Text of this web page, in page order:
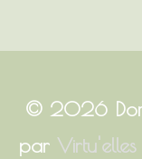
© 2026
par Virtu'elles